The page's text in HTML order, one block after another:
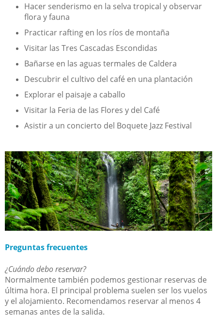
Hacer senderismo en la selva tropical y observar
flora y fauna
Practicar rafting en los ríos de montaña
Visitar las Tres Cascadas Escondidas
Bañarse en las aguas termales de Caldera
Descubrir el cultivo del café en una plantación
Explorar el paisaje a caballo
Visitar la Feria de las Flores y del Café
Asistir a un concierto del Boquete Jazz Festival
Preguntas frecuentes
¿Cuándo debo reservar?
Normalmente también podemos gestionar reservas de
última hora. El principal problema suelen ser los vuelos
y el alojamiento. Recomendamos reservar al menos 4
semanas antes de la salida.